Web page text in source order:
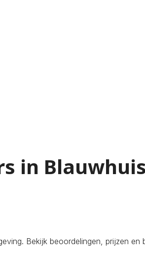
in Blauwhuis
Bekijk beoordelingen, prijzen en